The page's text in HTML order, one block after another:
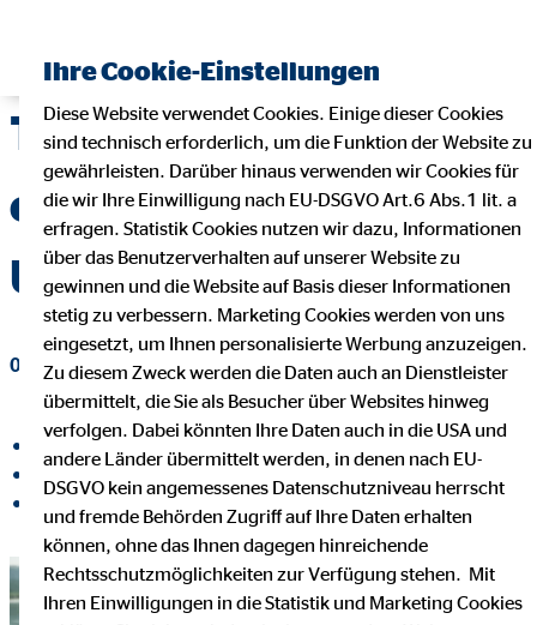
Trotz Corona
entspannt in die
Urlaubszeit
08. Juli 2020 |OVB Vermögensberatung AG
auf Facebook teilen
auf Xing teilen
Ihre Cookie-Einstellungen
Diese Website verwendet Cookies. Einige dieser Cookies
sind technisch erforderlich, um die Funktion der Website zu
gewährleisten. Darüber hinaus verwenden wir Cookies für
die wir Ihre Einwilligung nach EU-DSGVO Art.6 Abs.1 lit. a
erfragen. Statistik Cookies nutzen wir dazu, Informationen
über das Benutzerverhalten auf unserer Website zu
gewinnen und die Website auf Basis dieser Informationen
stetig zu verbessern. Marketing Cookies werden von uns
eingesetzt, um Ihnen personalisierte Werbung anzuzeigen.
Zu diesem Zweck werden die Daten auch an Dienstleister
übermittelt, die Sie als Besucher über Websites hinweg
verfolgen. Dabei könnten Ihre Daten auch in die USA und
andere Länder übermittelt werden, in denen nach EU-
DSGVO kein angemessenes Datenschutzniveau herrscht
und fremde Behörden Zugriff auf Ihre Daten erhalten
können, ohne das Ihnen dagegen hinreichende
Rechtsschutzmöglichkeiten zur Verfügung stehen. Mit
Ihren Einwilligungen in die Statistik und Marketing Cookies